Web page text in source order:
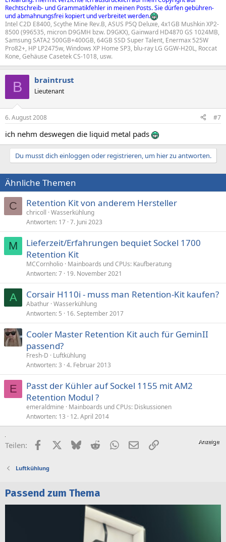
Rechtschreib- und Grammatikfehler in meinen Posts. Sie dürfen gebühren-
und abmahnungsfrei kopiert und verbreitet werden.
Intel C2D E8400, Scythe Mine Rev.B, ASUS P5Q Deluxe, 4x1GB Mushkin XP2-
8500 (996535, micron D9GMH bzw. D9GKX), Gainward HD4870 GS 1024MB,
Samsung SATA2 500GB+400GB, 64GB SSD Super Talent, Enermax 525W
Pro82+, HP LP2475w, Windows XP Home SP3, blu-ray LG GGW-H20L, Roccat
Kone, Gehäuse Casetek CS-1018, usw.
B braintrust
Lieutenant
6. August 2008 #7
ich nehm deswegen die liquid metal pads
Du musst dich einloggen oder registrieren, um hier zu antworten.
Ähnliche Themen
C Retention Kit von anderem Hersteller
chricoll Wasserkühlung
Antworten 17 7. Juni 2023
M
Lieferzeit/Erfahrungen bequiet Sockel 1700
Retention Kit
MCCornholio Mainboards und CPUs: Kaufberatung
Antworten 7 19. November 2021
A Corsair H110i - muss man Retention-Kit kaufen?
Abathur Wasserkühlung
Antworten 5 16. September 2017
Cooler Master Retention Kit auch für GeminII
passend?
Fresh-D
Luftkühlung
Antworten 3 4. Februar 2013
E
Passt der Kühler auf Sockel 1155 mit AM2
Retention Modul ?
emeraldmine
Mainboards und CPUs: Diskussionen
Antworten 13 12. April 2014
Teilen: FacebookX (Twitter)
BlueskyRedditWhatsApp
E-MailLink
Luftkühlung
Passend zum Thema